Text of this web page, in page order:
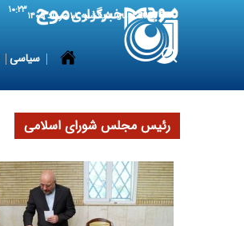
9 August 2026 یکشنبه ۱۸ مرداد ۱۴۰۵ ۱۰:۲۳
سیاسی
رئیس مجلس شورای اسلامی